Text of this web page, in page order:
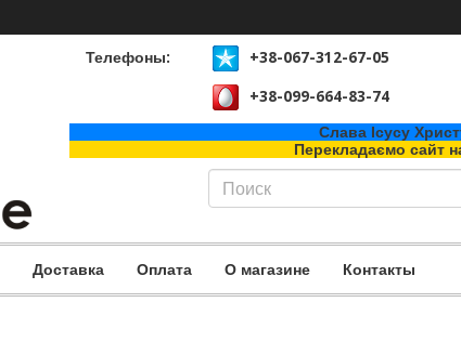
Телефоны: +38-067-312-67-05
+38-099-664-83-74
Слава Ісусу
Перекладаємо сайт
Доставка Оплата О магазине Контакты